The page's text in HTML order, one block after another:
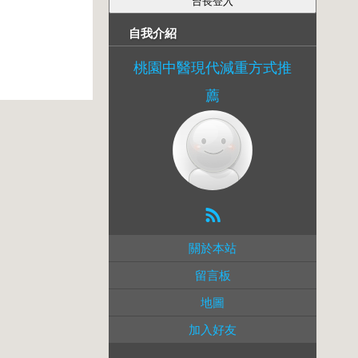
自我介紹
桃園中醫現代減重方式推
薦
關於本站
留言板
地圖
加入好友